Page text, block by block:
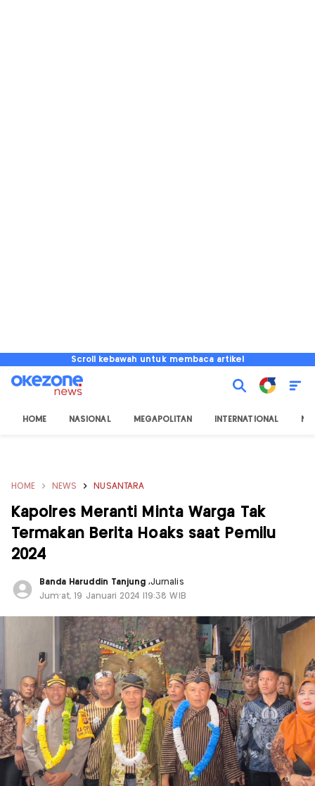
Scroll kebawah untuk membaca artikel
HOME NASIONAL MEGAPOLITAN INTERNATIONAL
HOME NEWS NUSANTARA
Kapolres Meranti Minta Warga Tak
Termakan Berita Hoaks saat Pemilu
2024
Banda Haruddin Tanjung,Jurnalis
Jum'at, 19 Januari 2024 |19:38 WIB